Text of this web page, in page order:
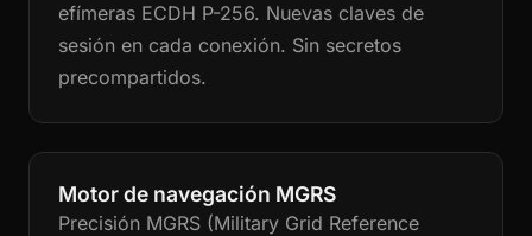
efímeras ECDH P-256. Nuevas claves de
sesión en cada conexión. Sin secretos
precompartidos.
Motor de navegación MGRS
Precisión MGRS (Military Grid Reference